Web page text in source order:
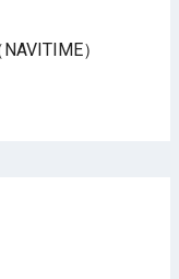
）